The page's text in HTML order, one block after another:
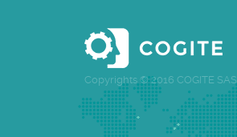
Copyrights © 2016 COGITE SAS